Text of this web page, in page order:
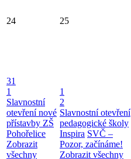
24 25
31
1
Slavnostní
otevření nové
přístavby ZŠ
Pohořelice
Zobrazit
všechny
1
2
Slavnostní otevření
pedagogické školy
Inspira SVČ –
Pozor, začínáme!
Zobrazit všechny